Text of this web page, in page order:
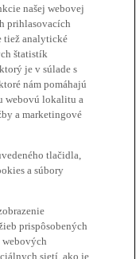
našej webovej
prihlasovacích
tiež analytické
štatistík
je v súlade s
nám pomáhajú
webovú lokalitu a
a marketingové
tlačidla,
a súbory
prispôsobených
webových
sietí, ako je